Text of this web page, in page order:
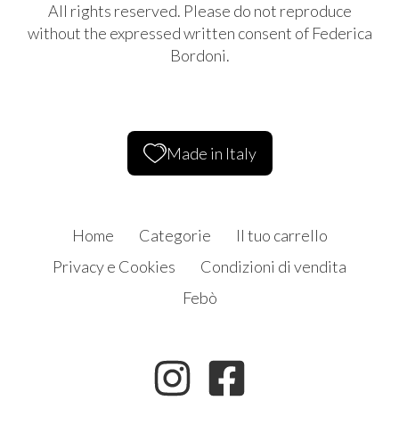
All rights reserved. Please do not reproduce
without the expressed written consent of Federica
Bordoni.
Made in Italy
Home Categorie
Il tuo carrello
Privacy e Cookies
Condizioni di vendita
Febò